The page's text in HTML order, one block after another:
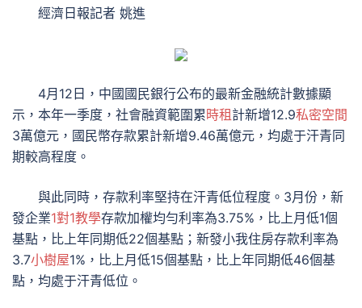
經濟日報記者 姚進
4月12日，中國國民銀行公布的最新金融統計數據顯
示，本年一季度，社會融資範圍累時租 計新增12.9私密空間
3萬億元，國民幣存款累計新增9.46萬億元，均處于汗青同
期較高程度。
與此同時，存款利率堅持在汗青低位程度。3月份，新
發企業1對1教學存款加權均勻利率為3.75%，比上月低1個
基點，比上年同期低22個基點；新發小我住房存款利率為
3.7小樹屋1%，比上月低15個基點，比上年同期低46個基
點，均處于汗青低位。